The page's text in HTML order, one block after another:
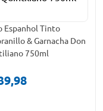
Espanhol Tinto
& Garnacha Don
750ml